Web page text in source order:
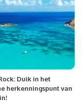
Duik in het
herkenningspunt van